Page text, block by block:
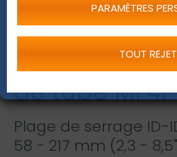
Machine à
de tube MF4i
Plage de serrage ID-
58 - 217 mm (2,3 -
PARAMÈTRES
TOUT